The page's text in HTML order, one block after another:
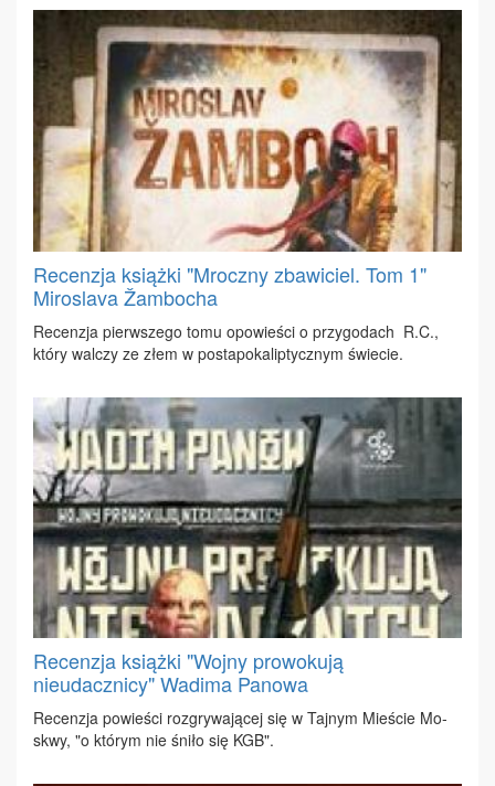
Recenzja książki "Mroczny zbawiciel. Tom 1"
Miroslava Žambocha
Re­cen­zja pierw­sze­go to­mu opo­wie­ści o przy­go­dach R.C.,
któ­ry wal­czy ze złem w po­sta­po­ka­lip­tycz­nym świe­cie.
Recenzja książki "Wojny prowokują
nieudacznicy" Wadima Panowa
Re­cen­zja po­wie­ści roz­gry­wa­ją­cej się w Taj­nym Mie­ście Mo­
skwy, "o któ­rym nie śni­ło się KGB".